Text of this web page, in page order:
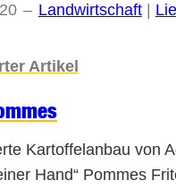
– Landwirtschaft |
Artikel
Kartoffelanbau von
Hand“ Pommes